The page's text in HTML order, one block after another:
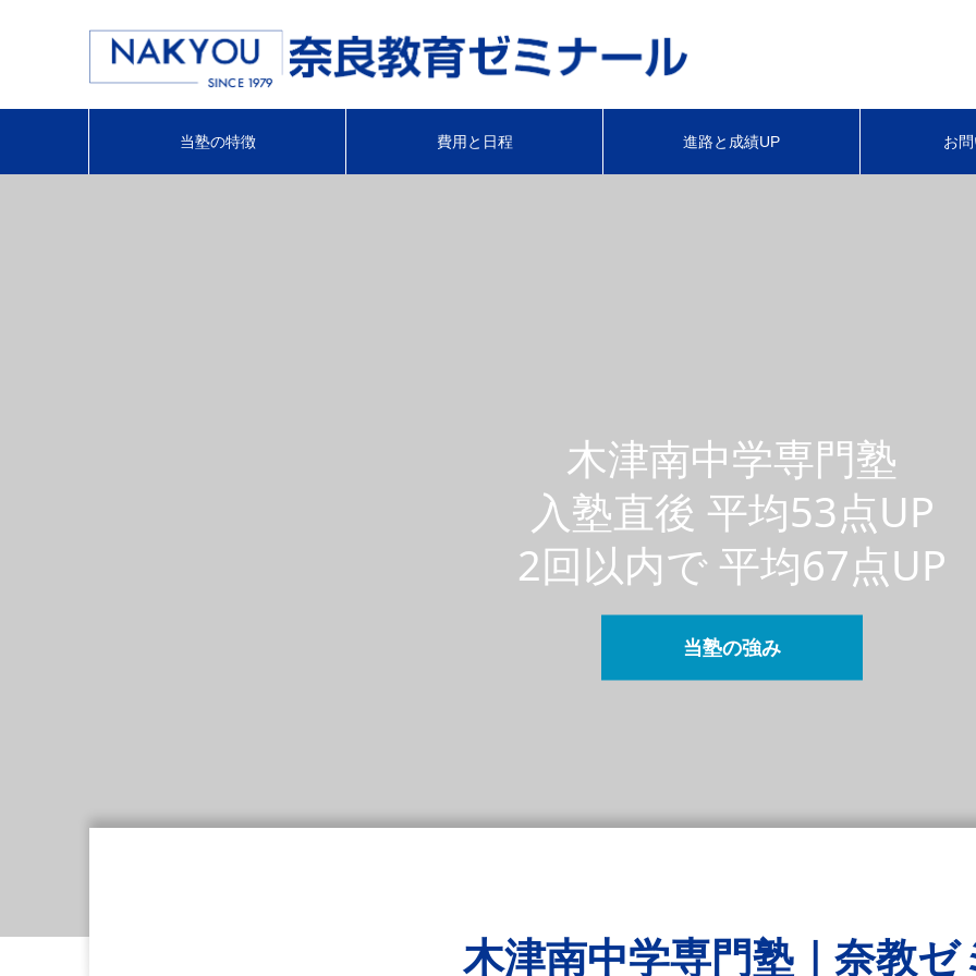
当塾の特徴 費用と日程 進路と成績UP お
木津南中学専門塾
入塾直後 平均53点UP
2回以内で 平均67点UP
当塾の強み
木津南中学専門塾｜奈教ゼ